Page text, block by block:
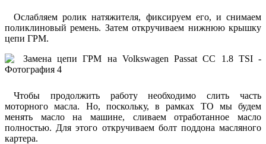
Ослабляем ролик натяжителя, фиксируем его, и снимаем
поликлиновый ремень. Затем откручиваем нижнюю крышку
цепи ГРМ.
Чтобы продолжить работу необходимо слить часть
моторного масла. Но, поскольку, в рамках ТО мы будем
менять масло на машине, сливаем отработанное масло
полностью. Для этого откручиваем болт поддона масляного
картера.